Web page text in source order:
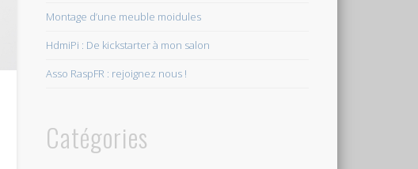
Montage d’une meuble moidules
HdmiPi : De kickstarter à mon salon
Asso RaspFR : rejoignez nous !
Catégories